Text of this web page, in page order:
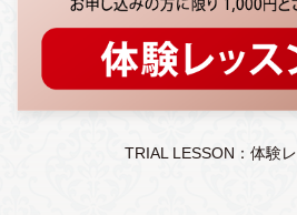
TRIAL LESSON：体験